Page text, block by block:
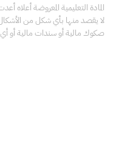
المادة التعليمية المعروضة أعلاه
لا يقصد منها بأي شكل من
صكوك مالية أو سندات مالية أو